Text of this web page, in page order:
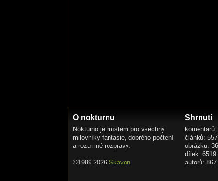
O nokturnu
Nokturno je místem pro všechny
milovníky fantasie, dobrého počtení
a rozumné rozpravy.
©1999-2026 Skaven
Shrnutí
článků: 557
obrázků:
dílek: 6519
autorů: 867